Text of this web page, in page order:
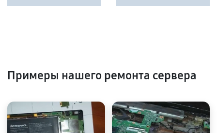
Примеры нашего ремонта сервера